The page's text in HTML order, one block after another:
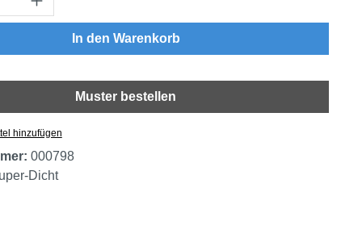
In den Warenkorb
Muster bestellen
hinzufügen
000798
Dicht